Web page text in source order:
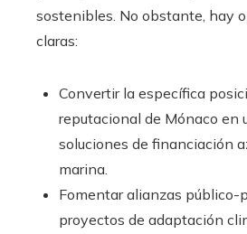
sostenibles. No obstante, hay
claras:
Convertir la específica
reputacional de Mónaco en
soluciones de financiación
marina.
Fomentar alianzas público-
proyectos de adaptación